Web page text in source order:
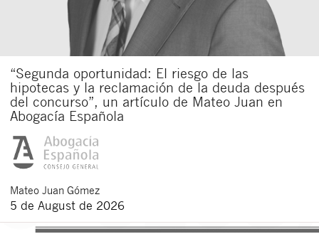
“Segunda oportunidad: El riesgo de las
hipotecas y la reclamación de la deuda después
del concurso”, un artículo de Mateo Juan en
Abogacía Española
Mateo Juan Gómez
5 de August de 2026